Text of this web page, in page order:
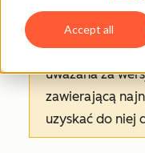
Accept all
zostać
angielska
uważana za
zawierającą
uzyskać do niej